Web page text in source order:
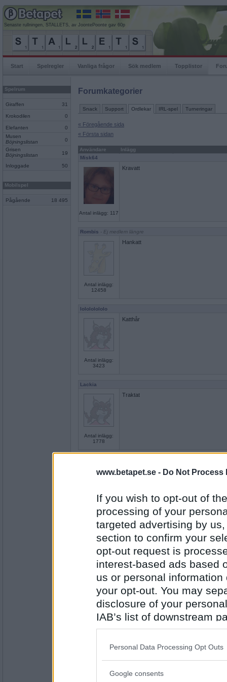
www.betapet.se - Do Not Process
If you wish to opt-out of
processing of your
targeted advertising by
section to confirm your
opt-out request is
interest-based ads based
us or personal
your opt-out. You may
disclosure of your
IAB’s list of downstream
also be disclosed by us
Downstream Participants
Please note that this
Personal Data Processing Opt Outs
Google consents
Senaste rullningen, STALLETS, av JoontePoonte gav 60p
Start Spelregler Vanliga frågor Sök medlem Topplistor
Spelrum
Giraffen 31
Krokodilen 0
Elefanten
0
Musen
Böjningslistan
0
Grisen
Böjningslistan
19
Inloggade 50
Mobilspel
Pågående 18 495
Forumkategorier
Snack Support Ordlekar IRL-spel Turneringar
« Föregående sida
« Första sidan
Användare
Inlägg
Misk64
Antal inlägg: 117
Kravatt
Rombis - Ej medlem längre
Antal inlägg:
12458
Hankatt
lolololololo
Antal inlägg:
3423
Katthår
Lackia
Antal inlägg:
1778
Traktat
Antal inlägg:
12458
Traktor
lolololololo
Antal inlägg:
3423
Reaktor
Minimojan